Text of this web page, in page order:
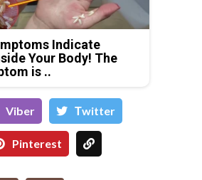
Indicate
Your Body! The
is ..
Viber Тwitter
Pinterest